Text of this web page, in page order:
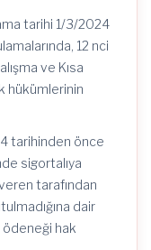
tarihi 1/3/2024
12 nci
ve Kısa
hükümlerinin
tarihinden önce
sigortalıya
tarafından
dair
ödeneği hak